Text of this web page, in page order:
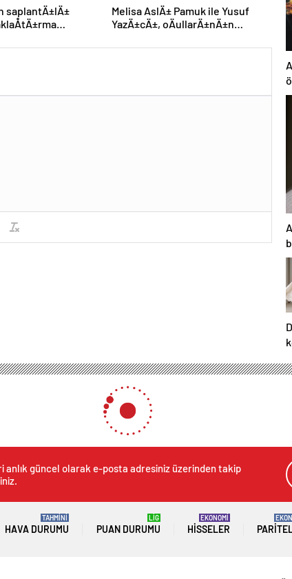
saplantÄ±lÄ±
izledi
Melisa AslÄ± Pamuk ile Yusuf
YazÄ±cÄ±, oÄullarÄ±nÄ±n
anlık güncel olarak e-posta adresiniz üzerinden takip
HAVA DURUMU
TAHMİNİ
PUAN DURUMU
LİG
HISSELER
EKONOMİ